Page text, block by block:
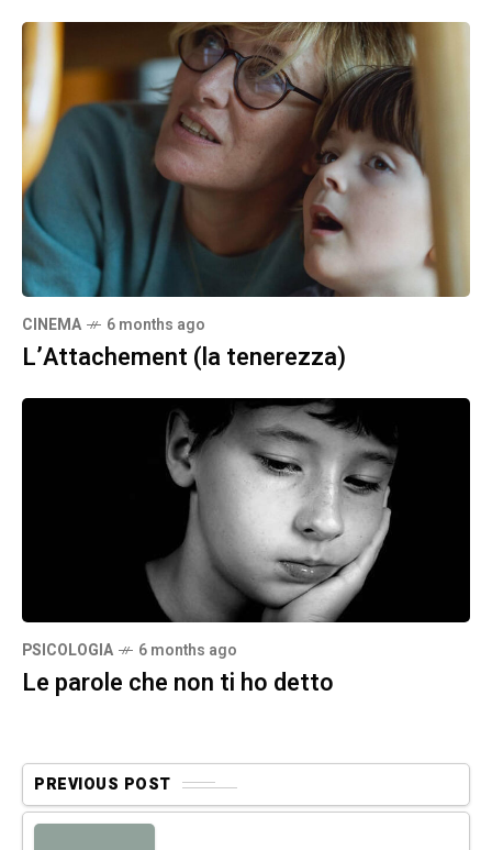
CINEMA 6 months ago
L’Attachement (la tenerezza)
PSICOLOGIA 6 months ago
Le parole che non ti ho detto
PREVIOUS POST